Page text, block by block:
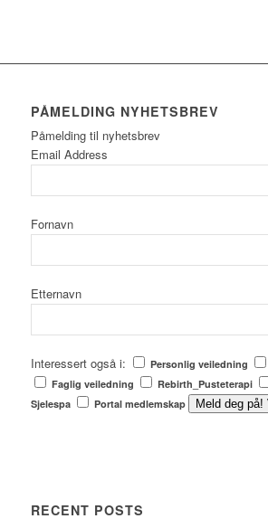
PÅMELDING NYHETSBREV
Påmelding til nyhetsbrev
Email Address
Fornavn
Etternavn
Interessert også i: Personlig veiledning
Faglig veiledning
Rebirth_Pusteterapi
Sjelespa
Portal medlemskap Meld deg på!
RECENT POSTS